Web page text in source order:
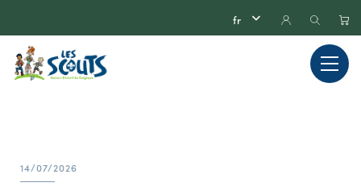
14/07/2026